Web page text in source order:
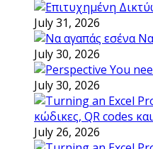
July 31, 2026
July 30, 2026
You
July 30, 2026
κώδικες, QR codes
July 26, 2026